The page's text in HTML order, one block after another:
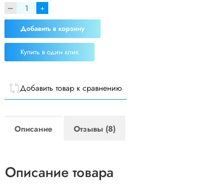
из 5 +
Добавить в корзину
Купить в один клик
Добавить товар к сравнению
Описание Отзывы (8)
Описание товара